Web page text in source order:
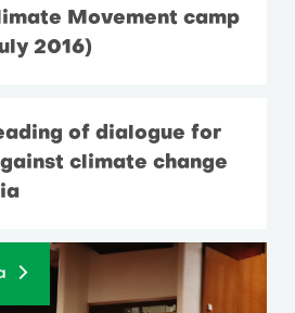
Movement camp
2016)
of dialogue for
climate change